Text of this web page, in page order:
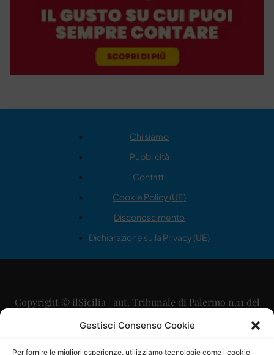
Gestisci Consenso Cookie
Per fornire le migliori esperienze, utilizziamo tecnologie come i cookie
Chi siamo
Pubblicità
Contatti
Cookie Policy (UE)
Disconoscimento
Dichiarazione sulla Privacy (UE)
Copyright © ilSicilia | aut. Tribunale di Palermo n.11 del
29/09/2015